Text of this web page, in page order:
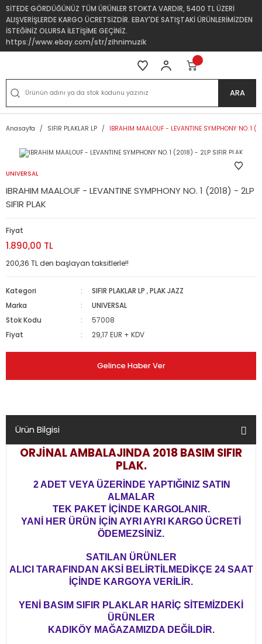
SİTEDE GÖRDÜĞÜNÜZ TÜM ÜRÜNLER STOKTA VARDIR, 5400 TL ÜZERİ
ALIŞVERİŞLERDE KARGO ÜCRETSİZDİR. EBAY'DE SATIŞTAKİ ÜRÜNLERİMİZDEN
İSTEĞİNİZ OLURSA İLETİŞİME GEÇİNİZ.
https://www.ebay.com/str/zihnimuzik
ARA
Anasayfa SIFIR PLAKLAR LP IBRAHIM MAALOUF - LEVANTINE SYMPHONY NO. 1
UNIVERSAL
IBRAHIM MAALOUF - LEVANTINE SYMPHONY NO. 1 (2018) - 2LP
SIFIR PLAK
Fiyat
1.890,00 TL
200,36 TL den başlayan taksitlerle!!
Kategori SIFIR PLAKLAR LP ,PLAK JAZZ
Marka
UNIVERSAL
Stok Kodu
57008
Fiyat
29,17 EUR + KDV
Gelince Haber Ver
Ürün Bilgisi
ORJİNAL AMBALAJINDA 2018 BASIM SIFIR
PLAK.
2 ADET VEYA ÜZERİNDE YAPTIĞINIZ SATIN
ALMALAR
TEK PAKET İÇİNDE KARGOLANIR.
YANİ HER ÜRÜN İÇİN AYRI AYRI KARGO ÜCRETİ
ÖDEMEZSİNİZ.
SATILAN ÜRÜNLER
ALICI TARAFINDAN AKSİ BELİRTİLMEDİKÇE 24 SAAT
İÇİNDE KARGOYA VERİLİR.
YENİ BASIM SIFIR PLAKLAR HARİÇ SİTEMİZDEKİ
ÜRÜNLER
KADIKÖY MAĞAZAMIZDA DEĞİLDİR.